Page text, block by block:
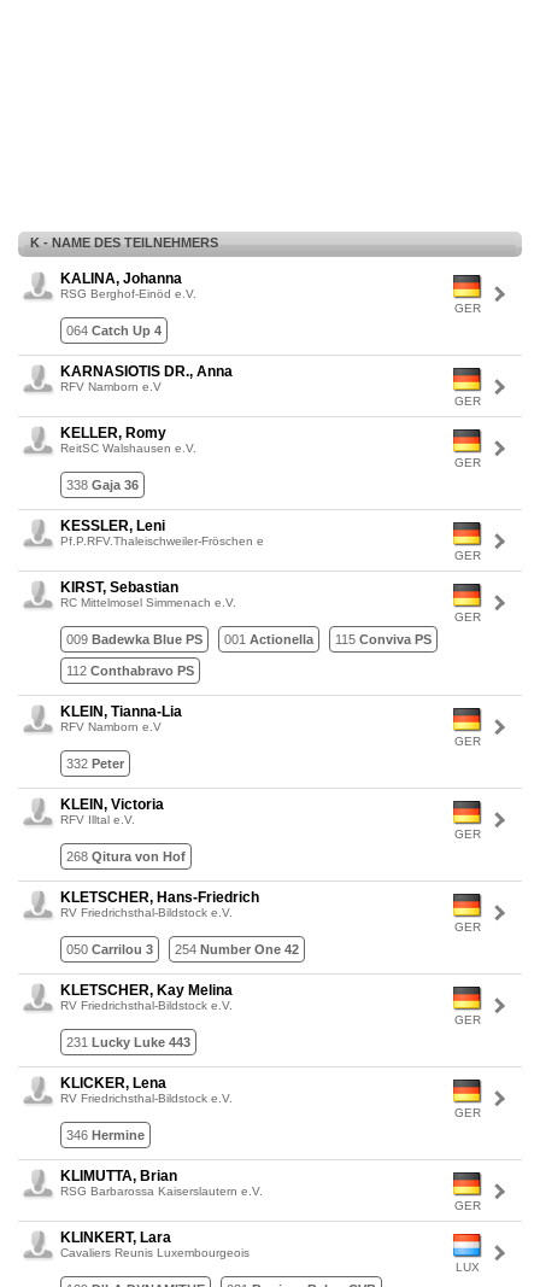
K - NAME DES TEILNEHMERS
GER
KALINA, Johanna
RSG Berghof-Einöd e.V.
064 Catch Up 4
GER
KARNASIOTIS DR., Anna
RFV Namborn e.V
GER
KELLER, Romy
ReitSC Walshausen e.V.
338 Gaja 36
GER
KESSLER, Leni
Pf.P.RFV.Thaleischweiler-Fröschen e
GER
KIRST, Sebastian
RC Mittelmosel Simmenach e.V.
009 Badewka Blue PS 001 Actionella 115 Conviva PS
112 Conthabravo PS
GER
KLEIN, Tianna-Lia
RFV Namborn e.V
332 Peter
GER
KLEIN, Victoria
RFV Illtal e.V.
268 Qitura von Hof
GER
KLETSCHER, Hans-Friedrich
RV Friedrichsthal-Bildstock e.V.
050 Carrilou 3 254 Number One 42
GER
KLETSCHER, Kay Melina
RV Friedrichsthal-Bildstock e.V.
231 Lucky Luke 443
GER
KLICKER, Lena
RV Friedrichsthal-Bildstock e.V.
346 Hermine
GER
KLIMUTTA, Brian
RSG Barbarossa Kaiserslautern e.V.
LUX
KLINKERT, Lara
Cavaliers Reunis Luxembourgeois